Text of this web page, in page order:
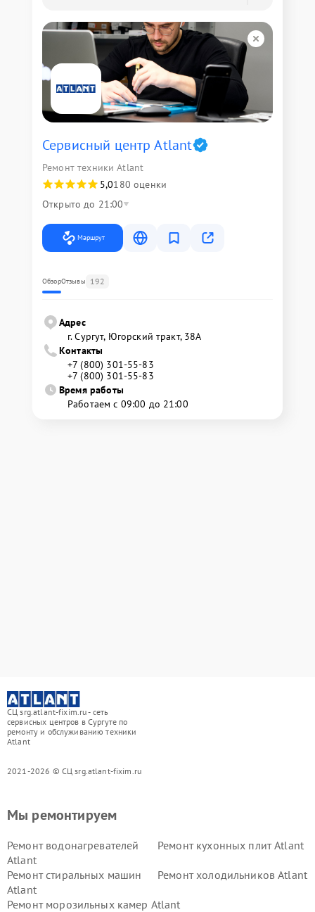
Сервисный центр Atlant
Ремонт техники Atlant
5,0180 оценки
Открыто до 21:00
Маршрут
ОбзорОтзывы 192
Адрес
г. Сургут, Югорский тракт, 38А
Контакты
+7 (800) 301-55-83
+7 (800) 301-55-83
Время работы
Работаем с 09:00 до 21:00
СЦ srg.atlant-fixim.ru - сеть
сервисных центров в Сургуте по
ремонту и обслуживанию техники
Atlant
2021-2026 © СЦ srg.atlant-fixim.ru
Мы ремонтируем
Ремонт водонагревателей
Atlant
Ремонт кухонных плит Atlant
Ремонт стиральных машин
Atlant
Ремонт холодильников Atlant
Ремонт морозильных камер Atlant